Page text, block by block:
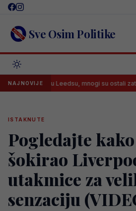
Skip
content Sve Osim Politike
NAJNOVIJE
u Leedsu, mnogi su ostali zatečeni
ISTAKNUTE
Pogledajte
šokirao
utakmice za
senzaciju